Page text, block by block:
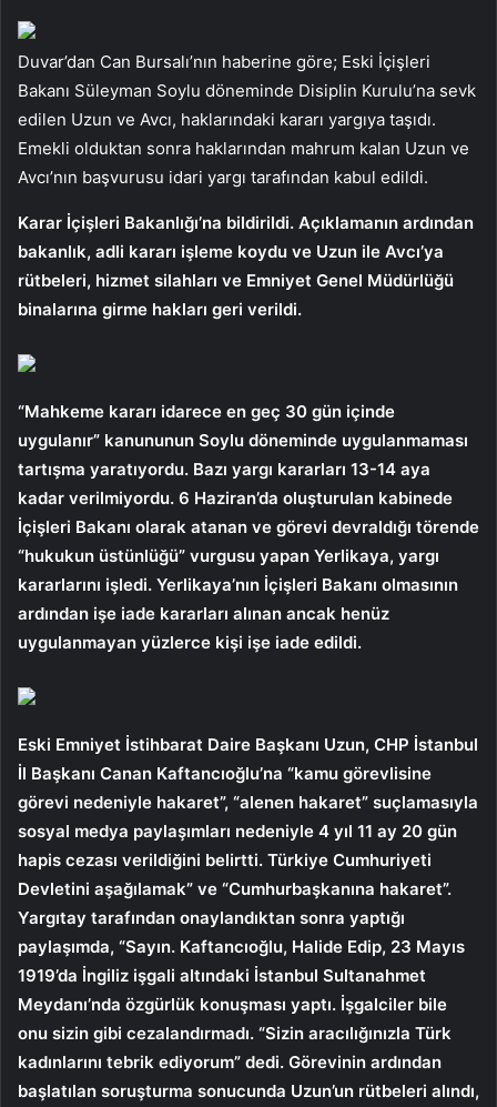
Duvar’dan Can Bursalı’nın haberine göre; Eski İçişleri
Bakanı Süleyman Soylu döneminde Disiplin Kurulu’na sevk
edilen Uzun ve Avcı, haklarındaki kararı yargıya taşıdı.
Emekli olduktan sonra haklarından mahrum kalan Uzun ve
Avcı’nın başvurusu idari yargı tarafından kabul edildi.
Karar İçişleri Bakanlığı’na bildirildi. Açıklamanın ardından
bakanlık, adli kararı işleme koydu ve Uzun ile Avcı’ya
rütbeleri, hizmet silahları ve Emniyet Genel Müdürlüğü
binalarına girme hakları geri verildi.
“Mahkeme kararı idarece en geç 30 gün içinde
uygulanır” kanununun Soylu döneminde uygulanmaması
tartışma yaratıyordu. Bazı yargı kararları 13-14 aya
kadar verilmiyordu. 6 Haziran’da oluşturulan kabinede
İçişleri Bakanı olarak atanan ve görevi devraldığı törende
“hukukun üstünlüğü” vurgusu yapan Yerlikaya, yargı
kararlarını işledi. Yerlikaya’nın İçişleri Bakanı olmasının
ardından işe iade kararları alınan ancak henüz
uygulanmayan yüzlerce kişi işe iade edildi.
Eski Emniyet İstihbarat Daire Başkanı Uzun, CHP İstanbul
İl Başkanı Canan Kaftancıoğlu’na “kamu görevlisine
görevi nedeniyle hakaret”, “alenen hakaret” suçlamasıyla
sosyal medya paylaşımları nedeniyle 4 yıl 11 ay 20 gün
hapis cezası verildiğini belirtti. Türkiye Cumhuriyeti
Devletini aşağılamak” ve “Cumhurbaşkanına hakaret”.
Yargıtay tarafından onaylandıktan sonra yaptığı
paylaşımda, “Sayın. Kaftancıoğlu, Halide Edip, 23 Mayıs
1919’da İngiliz işgali altındaki İstanbul Sultanahmet
Meydanı’nda özgürlük konuşması yaptı. İşgalciler bile
onu sizin gibi cezalandırmadı. “Sizin aracılığınızla Türk
kadınlarını tebrik ediyorum” dedi. Görevinin ardından
başlatılan soruşturma sonucunda Uzun’un rütbeleri alındı,